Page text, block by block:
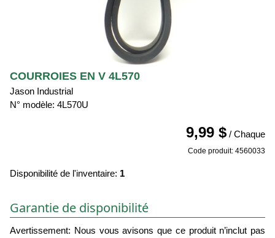
COURROIES EN V 4L570
Jason Industrial
N° modèle: 4L570U
9,99 $ / Chaque
Code produit: 4560033
Disponibilité de l'inventaire: 1
Garantie de disponibilité
Avertissement: Nous vous avisons que ce produit n’inclut pas